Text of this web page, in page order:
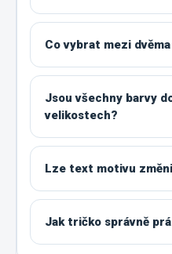
Co vybrat mezi
Jsou všechny barvy
velikostech?
Lze text motivu
Jak tričko správně